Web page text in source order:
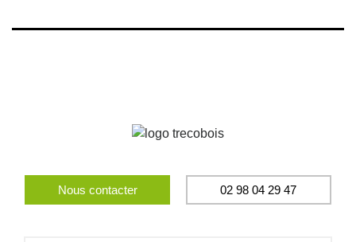
Nous contacter 02 98 04 29 47